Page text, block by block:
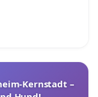
Kernstadt –